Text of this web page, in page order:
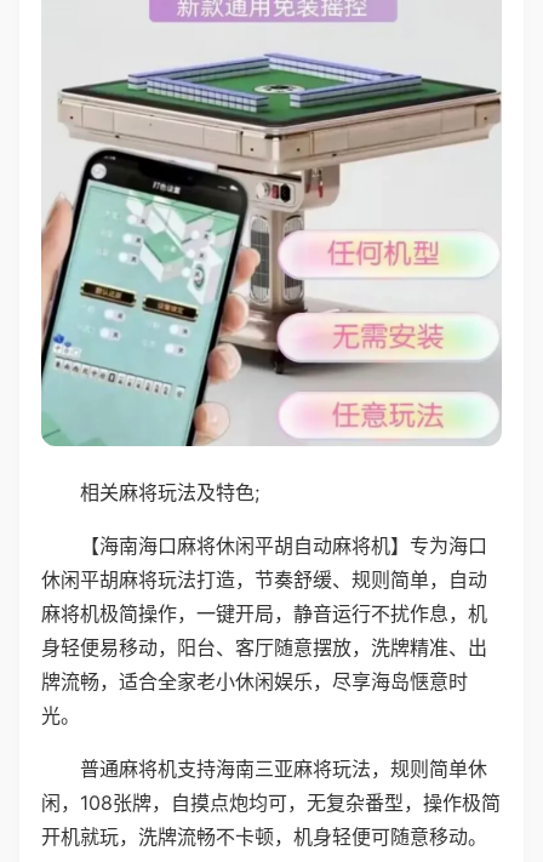
相关麻将玩法及特色;
【海南海口麻将休闲平胡自动麻将机】专为海口
休闲平胡麻将玩法打造，节奏舒缓、规则简单，自动
麻将机极简操作，一键开局，静音运行不扰作息，机
身轻便易移动，阳台、客厅随意摆放，洗牌精准、出
牌流畅，适合全家老小休闲娱乐，尽享海岛惬意时
光。
普通麻将机支持海南三亚麻将玩法，规则简单休
闲，108张牌，自摸点炮均可，无复杂番型，操作极简
开机就玩，洗牌流畅不卡顿，机身轻便可随意移动。